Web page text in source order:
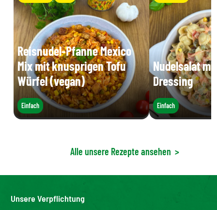
Reisnudel-Pfanne Mexico
Mix mit knusprigen Tofu
Würfel (vegan)
Einfach
Nudelsalat
Dressing
Einfach
Alle unsere Rezepte ansehen >
Unsere Verpflichtung